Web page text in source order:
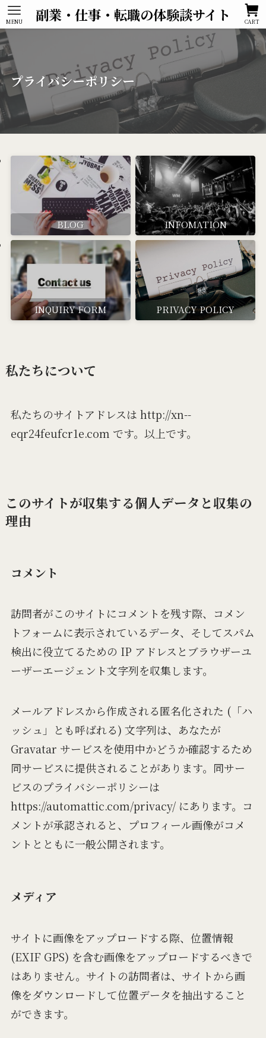
副業・仕事・転職の体験談サイト CART
MENU
プライバシーポリシー
BLOG INFOMATION
INQUIRY FORM PRIVACY POLICY
私たちについて
私たちのサイトアドレスは http://xn--
eqr24feufcr1e.com です。以上です。
このサイトが収集する個人データと収集の
理由
コメント
訪問者がこのサイトにコメントを残す際、コメン
トフォームに表示されているデータ、そしてスパム
検出に役立てるための IP アドレスとブラウザーユ
ーザーエージェント文字列を収集します。
メールアドレスから作成される匿名化された (「ハ
ッシュ」とも呼ばれる) 文字列は、あなたが
Gravatar サービスを使用中かどうか確認するため
同サービスに提供されることがあります。同サー
ビスのプライバシーポリシーは
https://automattic.com/privacy/ にあります。コ
メントが承認されると、プロフィール画像がコメ
ントとともに一般公開されます。
メディア
サイトに画像をアップロードする際、位置情報
(EXIF GPS) を含む画像をアップロードするべきで
はありません。サイトの訪問者は、サイトから画
像をダウンロードして位置データを抽出すること
ができます。